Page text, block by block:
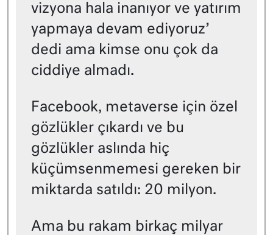
vizyona hala inanıyor ve yatırım
yapmaya devam ediyoruz’
dedi ama kimse onu çok da
ciddiye almadı.
Facebook, metaverse için özel
gözlükler çıkardı ve bu
gözlükler aslında hiç
küçümsenmemesi gereken bir
miktarda satıldı: 20 milyon.
Ama bu rakam birkaç milyar